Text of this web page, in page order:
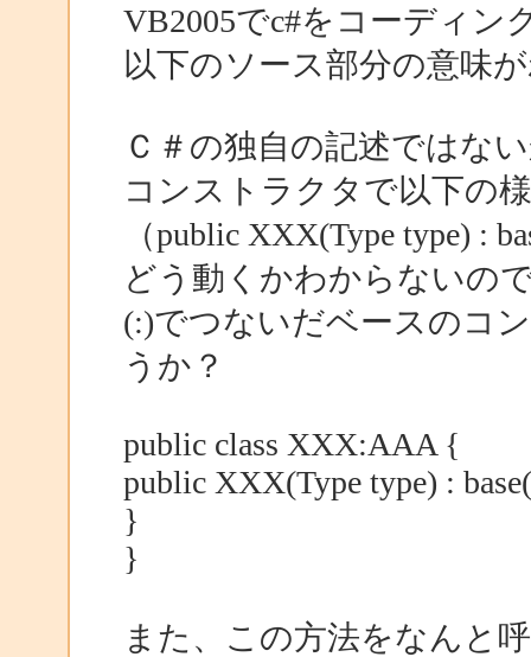
VB2005でc#をコーディン
以下のソース部分の意味
Ｃ＃の独自の記述ではな
コンストラクタで以下の
（public XXX(Type type) :
どう動くかわからないの
(:)でつないだベースのコ
うか？
public class XXX:AAA {
public XXX(Type type) :
}
}
また、この方法をなんと